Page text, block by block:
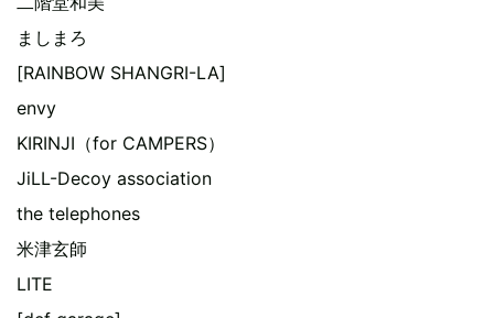
ましまろ
[RAINBOW SHANGRI-LA]
envy
KIRINJI（for CAMPERS）
JiLL-Decoy association
the telephones
米津玄師
LITE